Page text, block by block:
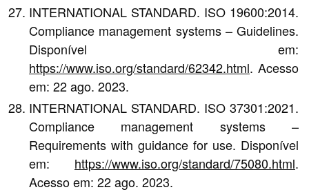
INTERNATIONAL STANDARD. ISO 19600:2014.
Compliance management systems – Guidelines.
Disponível em:
https://www.iso.org/standard/62342.html. Acesso
em: 22 ago. 2023.
INTERNATIONAL STANDARD. ISO 37301:2021.
Compliance management systems –
Requirements with guidance for use. Disponível
em: https://www.iso.org/standard/75080.html.
Acesso em: 22 ago. 2023.